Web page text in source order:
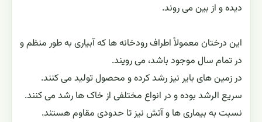
دیده و از بین می روند.
این درختان معمولاً اطراف رودخانه ها که آبیاری به طور منظم و
در تمام سال موجود باشد، می رویند.
در زمین های بایر نیز رشد کرده و محصول تولید می کنند.
سریع الرشد بوده و در انواع مختلفی از خاک ها رشد می کنند.
نسبت به بیماری ها و آتش نیز تا حدودی مقاوم هستند.